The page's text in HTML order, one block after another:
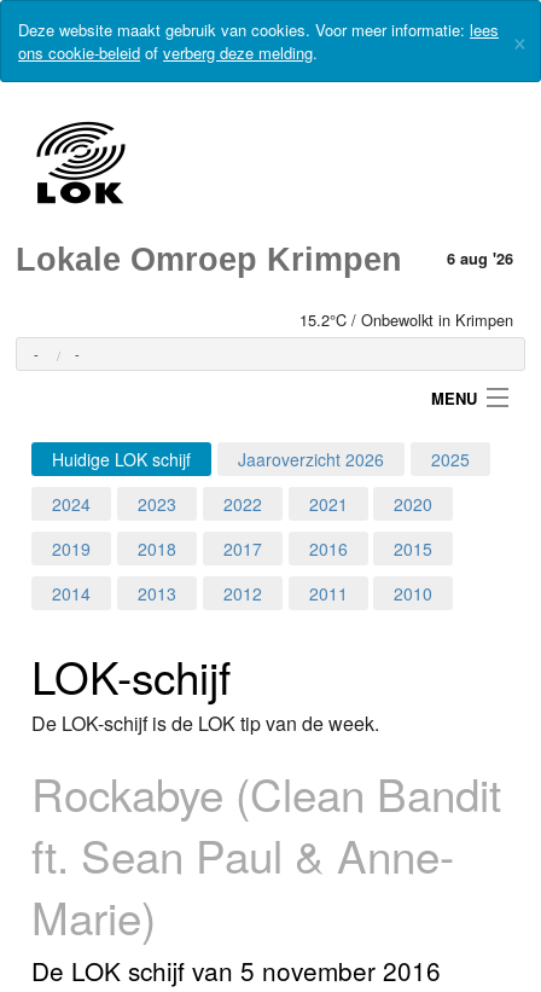
Deze website maakt gebruik van cookies. Voor meer informatie: lees
ons cookie-beleid of verberg deze melding. ×
Lokale Omroep Krimpen 6 aug '26
15.2°C / Onbewolkt in Krimpen
- -
MENU
Login
Home
Programma's
Nieuws
Foto's
Video
Webcam
Info
Huidige LOK schijf Jaaroverzicht 2026
2025
2024
2023 2022 2021
2020
2019
2018 2017 2016
2015
2014
2013 2012 2011 2010
LOK-schijf
De LOK-schijf is de LOK tip van de week.
Rockabye (Clean Bandit
ft. Sean Paul & Anne-
Marie)
De LOK schijf van 5 november 2016